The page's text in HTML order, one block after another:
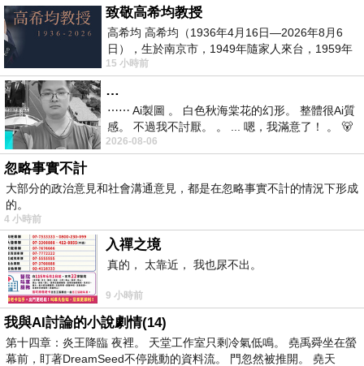
資料來源：
楊勇緯助攻 法國柔道選手盧卡斯世壯運摘金
世壯運》法國網紅盧卡斯四場只花2分29秒勇奪
柔道金牌 第四度來台最愛雞排和熱炒！
YouTuber「酷的夢」高中好友Lucas獲世壯運冠
致敬高希均教授
高希均 高希均（1936年4月16日—2026年8月6
日），生於南京市，1949年隨家人來台，1959年
赴美深造並取得經濟發展博士學位。曾任
15 小時前
…
⋯⋯ Ai製圖 。 白色秋海棠花的幻形。 整體很Ai質
感。 不過我不討厭。 。 ... 嗯，我滿意了！ 。 🐻
昨中
2026-08-06
忽略事實不計
大部分的政治意見和社會溝通意見，都是在忽略事實不計的情況下形成
的。
4 小時前
入禪之境
真的， 太靠近， 我也尿不出。
9 小時前
我與AI討論的小說劇情(14)
第十四章：炎王降臨 夜裡。 天堂工作室只剩冷氣低鳴。 堯禹舜坐在螢
幕前，盯著DreamSeed不停跳動的資料流。 門忽然被推開。 堯天